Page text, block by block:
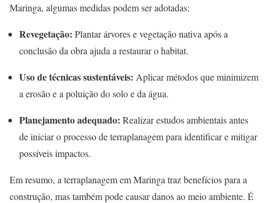
Maringa, algumas medidas podem ser adotadas:
Revegetação: Plantar árvores e vegetação nativa após a
conclusão da obra ajuda a restaurar o habitat.
Uso de técnicas sustentáveis: Aplicar métodos que minimizem
a erosão e a poluição do solo e da água.
Planejamento adequado: Realizar estudos ambientais antes
de iniciar o processo de terraplanagem para identificar e mitigar
possíveis impactos.
Em resumo, a terraplanagem em Maringa traz benefícios para a
construção, mas também pode causar danos ao meio ambiente. É